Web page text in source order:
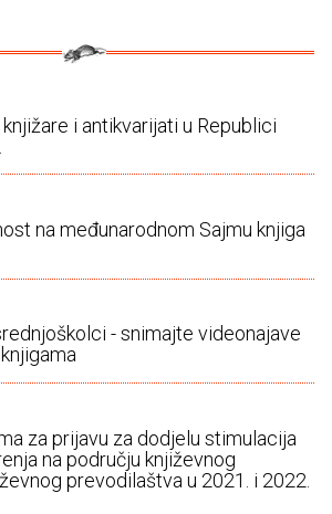
i antikvarijati u Republici
na međunarodnom Sajmu knjiga
- snimajte videonajave
za prijavu za dodjelu stimulacija
na području književnog
prevodilaštva u 2021. i 2022.